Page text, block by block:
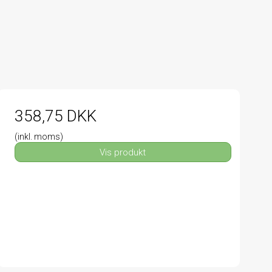
358,75 DKK
(inkl. moms)
Vis produkt